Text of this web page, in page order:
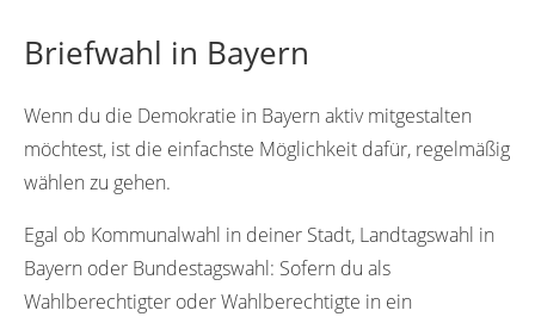
Briefwahl in Bayern
Wenn du die Demokratie in Bayern aktiv mitgestalten
möchtest, ist die einfachste Möglichkeit dafür, regelmäßig
wählen zu gehen.
Egal ob Kommunalwahl in deiner Stadt, Landtagswahl in
Bayern oder Bundestagswahl: Sofern du als
Wahlberechtigter oder Wahlberechtigte in ein